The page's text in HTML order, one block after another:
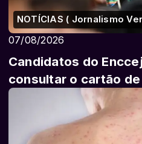
NOTÍCIAS ( Jornalismo
07/08/2026
Candidatos do
consultar o cartão